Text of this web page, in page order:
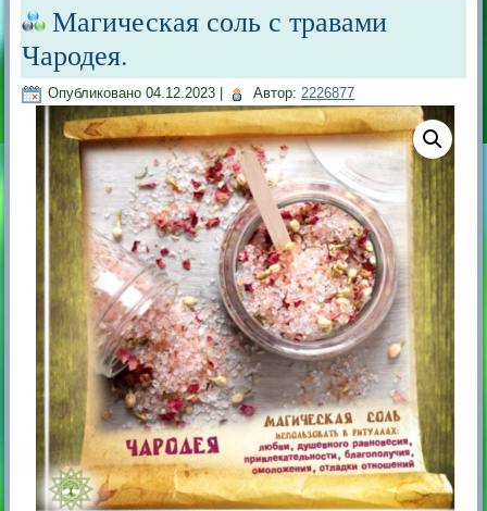
Магическая соль с травами
Чародея.
Опубликовано 04.12.2023 Автор: 2226877